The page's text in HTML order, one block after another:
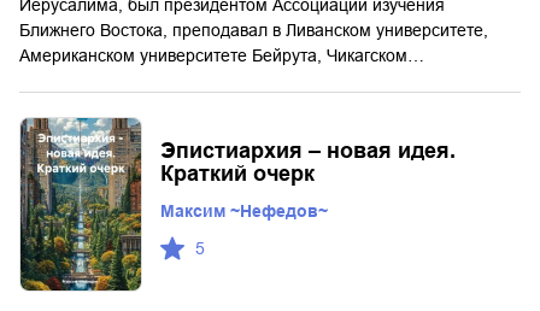
Иерусалима, был президентом Ассоциации изучения
Ближнего Востока, преподавал в Ливанском университете,
Американском университете Бейрута, Чикагском…
Эпистиархия – новая идея.
Краткий очерк
Максим ~Нефедов~
5